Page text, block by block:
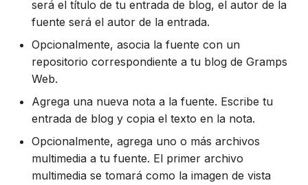
Telemetría
Guía de actualización
Guía de actualización
será el título de tu entrada de blog, el autor de la
fuente será el autor de la entrada.
Opcionalmente, asocia la fuente con un
repositorio correspondiente a tu blog de Gramps
Web.
Agrega una nueva nota a la fuente. Escribe tu
entrada de blog y copia el texto en la nota.
Opcionalmente, agrega uno o más archivos
multimedia a tu fuente. El primer archivo
multimedia se tomará como la imagen de vista